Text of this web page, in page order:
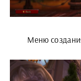
Меню